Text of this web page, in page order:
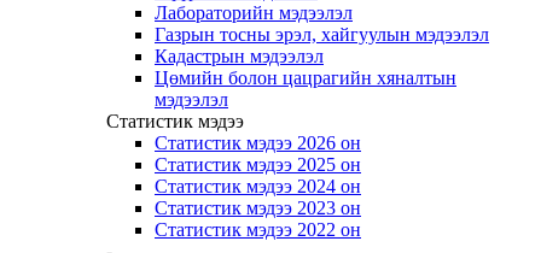
Лабораторийн мэдээлэл
Газрын тосны эрэл, хайгуулын мэдээлэл
Кадастрын мэдээлэл
Цөмийн болон цацрагийн хяналтын
мэдээлэл
Статистик мэдээ
Статистик мэдээ 2026 он
Статистик мэдээ 2025 он
Статистик мэдээ 2024 он
Статистик мэдээ 2023 он
Статистик мэдээ 2022 он